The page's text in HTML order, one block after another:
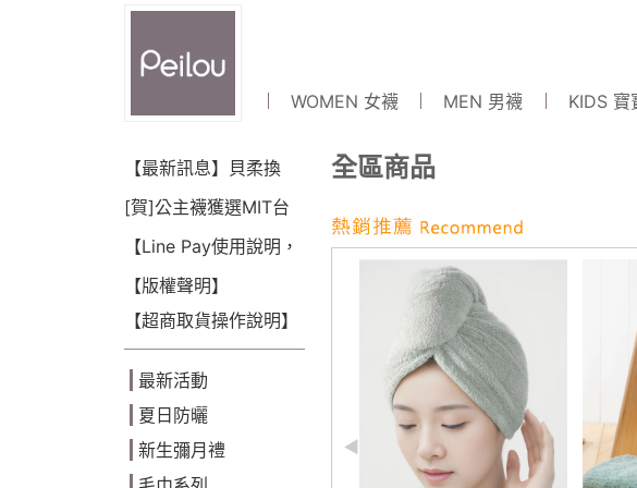
WOMEN 女襪 MEN 男襪 KIDS 寶
【最新訊息】貝柔換
LOGO囉~!
[賀]公主襪獲選MIT台
灣金選獎(2018)
【Line Pay使用說明，
可點數折抵】
【版權聲明】
【超商取貨操作說明】
最新活動
夏日防曬
新生彌月禮
全區商品